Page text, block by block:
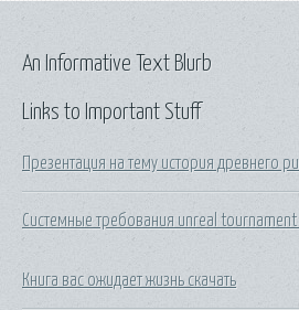
Links to Important Stuff
Презентация на тему история древнего
Системные требования unreal
Книга вас ожидает жизнь скачать
An Informative Text Blurb